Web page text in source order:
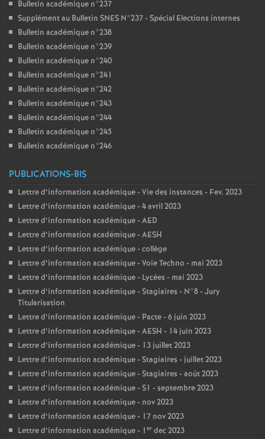
Bulletin académique n°237
Supplément au Bulletin SNES N°237 - Spécial Elections internes
Bulletin académique n°238
Bulletin académique n°239
Bulletin académique n°240
Bulletin académique n°241
Bulletin académique n°242
Bulletin académique n°243
Bulletin académique n°244
Bulletin académique n°245
Bulletin académique n°246
PUBLICATIONS-BIS
Lettre d’information académique - Vie des instances - Fev. 2023
Lettre d’information académique - 4 avril 2023
Lettre d’information académique - AED
Lettre d’information académique - AESH
Lettre d’information académique - collège
Lettre d’information académique - Voie Techno - mai 2023
Lettre d’information académique - Lycées - mai 2023
Lettre d’information académique - Stagiaires - N°8 - Jury
Titularisation
Lettre d’information académique - Pacte - 6 juin 2023
Lettre d’information académique - AESH - 14 juin 2023
Lettre d’information académique - 13 juillet 2023
Lettre d’information académique - Stagiaires - juillet 2023
Lettre d’information académique - Stagiaires - août 2023
Lettre d’information académique - S1 - septembre 2023
Lettre d’information académique - nov 2023
Lettre d’information académique - 17 nov 2023
Lettre d’information académique - 1 er dec 2023